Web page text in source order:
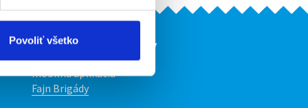
Povoliť všetko
Naše ďalšie projekty
mobilná aplikácia
Fajn Brigády